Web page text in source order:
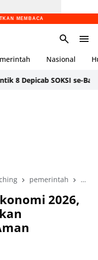
MEMBACA
Nasional
SOKSI se-Banten,
pemerintah
2026,